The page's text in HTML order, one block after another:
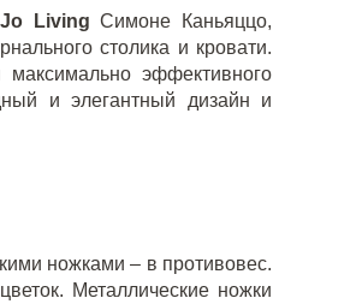
Jo Living Симоне Каньяццо,
столика и кровати.
эффективного
и элегантный дизайн и
ножками – в противовес.
Металлические ножки